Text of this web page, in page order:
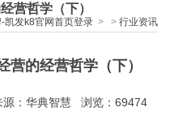
营哲学（下）
凯发k8官网首页登录 > > 行业资讯
营的经营哲学（下）
：华典智慧 浏览：69474